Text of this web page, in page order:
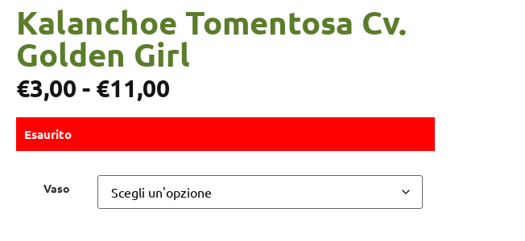
Kalanchoe Tomentosa Cv.
Golden Girl
€3,00 - €11,00
Esaurito
Vaso